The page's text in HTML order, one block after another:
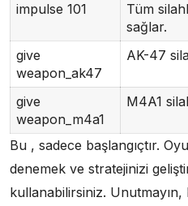
impulse 101
Tüm
sağlar.
give
weapon_ak47
AK-47
give
weapon_m4a1
M4A1
Bu , sadece başlangıçtır.
denemek ve stratejinizi
kullanabilirsiniz.